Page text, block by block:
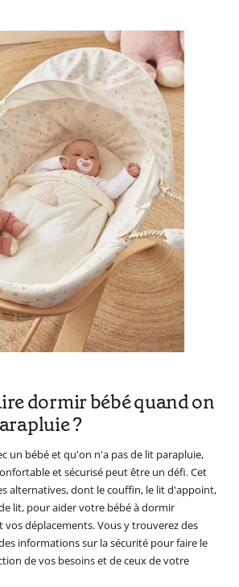
dormir bébé quand on
?
un bébé et qu'on n'a pas de lit parapluie,
et sécurisé peut être un défi. Cet
alternatives, dont le couffin, le lit d'appoint,
lit, pour aider votre bébé à dormir
déplacements. Vous y trouverez des
informations sur la sécurité pour faire le
de vos besoins et de ceux de votre